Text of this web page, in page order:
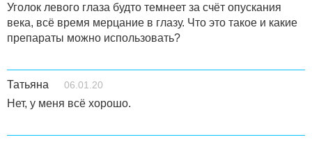
Уголок левого глаза будто темнеет за счёт опускания
века, всё время мерцание в глазу. Что это такое и какие
препараты можно использовать?
Татьяна 06.01.20
Нет, у меня всё хорошо.